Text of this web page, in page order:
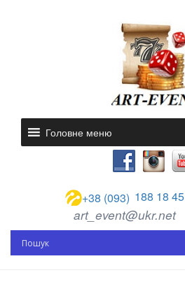
Головне меню
+38 (093) 188 18 45
art_event@ukr.net